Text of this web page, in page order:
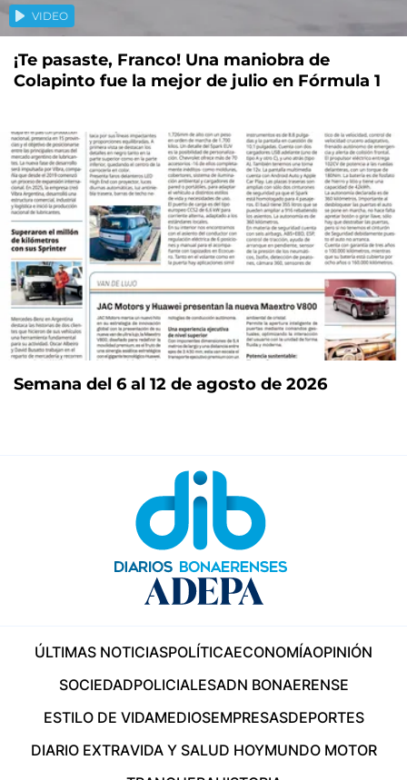
VIDEO
¡Te pasaste, Franco! Una maniobra de
Colapinto fue la mejor de julio en Fórmula 1
Semana del 6 al 12 de agosto de 2026
ÚLTIMAS NOTICIASPOLÍTICAECONOMÍAOPINIÓN
SOCIEDADPOLICIALESADN BONAERENSE
ESTILO DE VIDAMEDIOSEMPRESASDEPORTES
DIARIO EXTRAVIDA Y SALUD HOYMUNDO MOTOR